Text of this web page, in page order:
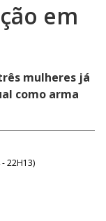
em
mulheres já
como arma
22H13)